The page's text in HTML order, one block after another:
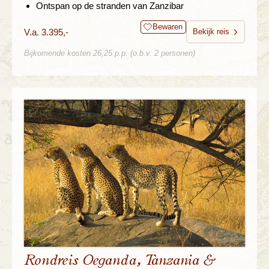
Ontspan op de stranden van Zanzibar
V.a. 3.395,- Bewaren
Bekijk reis
Bijkomende kosten 26,25 p.p. (o.b.v. 2 personen)
Rondreis Oeganda, Tanzania &